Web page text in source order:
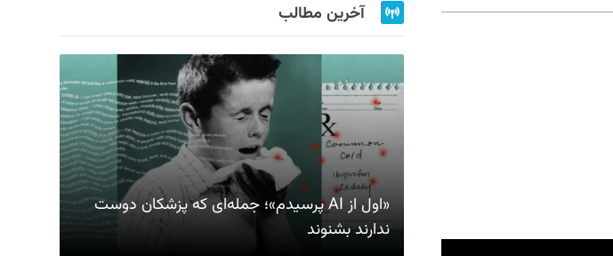
آخرین مطالب
«اول از AI پرسیدم»؛ جمله‌ای که پزشکان دوست
ندارند بشنوند